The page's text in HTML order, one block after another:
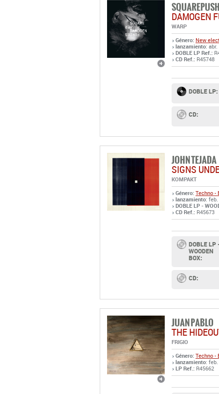
DAMOGEN
WARP
Género: New
lanzamiento:
DOBLE LP Ref.:
CD Ref.: R45748
DOBLE LP:
CD:
JOHN TEJADA
SIGNS
KOMPAKT
Género: Techno -
lanzamiento:
DOBLE LP -
CD Ref.: R45673
DOBLE LP
WOODEN
BOX:
CD:
JUAN PABLO
THE
FRIGIO
Género: Techno -
lanzamiento:
LP Ref.: R45662